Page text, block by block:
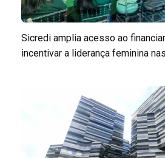
Sicredi amplia acesso ao
incentivar a liderança feminina